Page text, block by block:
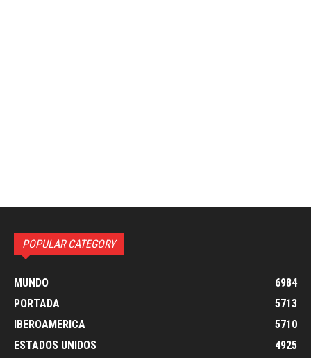
POPULAR CATEGORY
MUNDO
6984
PORTADA
5713
IBEROAMERICA
5710
ESTADOS UNIDOS
4925